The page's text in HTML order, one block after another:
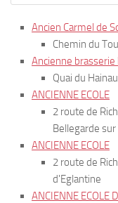
Ancien Carmel de
Chemin du
Ancienne brasserie
Quai du
ANCIENNE ECOLE
2 route de
Bellegarde
ANCIENNE ECOLE
2 route de
d'Eglantine
ANCIENNE ECOLE